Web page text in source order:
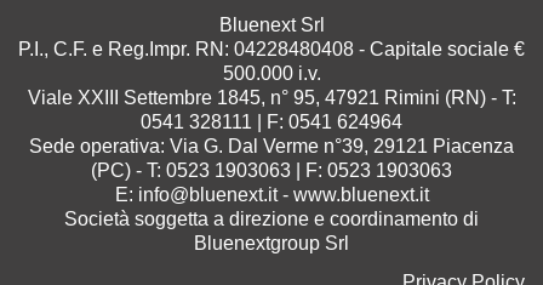
Bluenext Srl
P.I., C.F. e Reg.Impr. RN: 04228480408 - Capitale sociale €
500.000 i.v.
Viale XXIII Settembre 1845, n° 95, 47921 Rimini (RN) - T:
0541 328111 | F: 0541 624964
Sede operativa: Via G. Dal Verme n°39, 29121 Piacenza
(PC) - T: 0523 1903063 | F: 0523 1903063
E: info@bluenext.it- www.bluenext.it
Società soggetta a direzione e coordinamento di
Bluenextgroup Srl